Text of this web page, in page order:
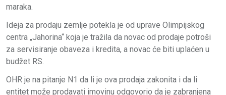
maraka.
Ideja za prodaju zemlje potekla je od uprave Olimpijskog
centra „Jahorina“ koja je tražila da novac od prodaje potroši
za servisiranje obaveza i kredita, a novac će biti uplaćen u
budžet RS.
OHR je na pitanje N1 da li je ova prodaja zakonita i da li
entitet može prodavati imovinu odgovorio da je zabranjena